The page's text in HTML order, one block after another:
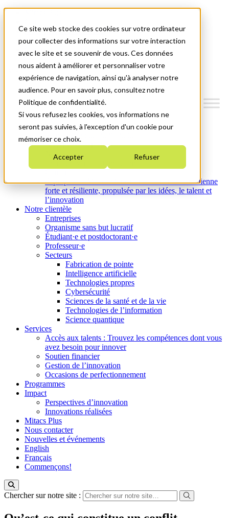
Ce site web stocke des cookies sur votre ordinateur
pour collecter des informations sur votre interaction
avec le site et se souvenir de vous. Ces données
nous aident à améliorer et personnaliser votre
expérience de navigation, ainsi qu'à analyser notre
audience. Pour en savoir plus, consultez notre
Politique de confidentialité.
Si vous refusez les cookies, vos informations ne
seront pas suivies, à l'exception d'un cookie pour
mémoriser ce choix.
Accepter Refuser
Nouvelles et événements
English
Commençons!
Qui nous sommes
Plan stratégique 2026-2030
Nos investissements
Nos activités
Équité, diversité et inclusion
À propos de Mitacs : Créer une économie canadienne
forte et résiliente, propulsée par les idées, le talent et
l’innovation
Notre clientèle
Entreprises
Organisme sans but lucratif
Étudiant·e et postdoctorant·e
Professeur·e
Secteurs
Fabrication de pointe
Intelligence artificielle
Technologies propres
Cybersécurité
Sciences de la santé et de la vie
Technologies de l’information
Science quantique
Services
Accès aux talents : Trouvez les compétences dont vous
avez besoin pour innover
Soutien financier
Gestion de l’innovation
Occasions de perfectionnement
Programmes
Impact
Perspectives d’innovation
Innovations réalisées
Mitacs Plus
Nous contacter
Nouvelles et événements
English
Français
Commençons!
Chercher sur notre site :